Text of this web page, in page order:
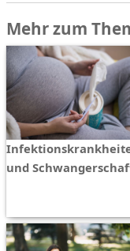
Mehr zum
und